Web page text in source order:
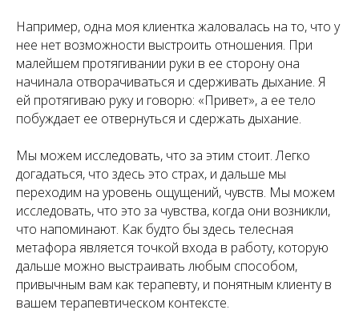
Например, одна моя клиентка жаловалась на то, что у
нее нет возможности выстроить отношения. При
малейшем протягивании руки в ее сторону она
начинала отворачиваться и сдерживать дыхание. Я
ей протягиваю руку и говорю: «Привет», а ее тело
побуждает ее отвернуться и сдержать дыхание.
Мы можем исследовать, что за этим стоит. Легко
догадаться, что здесь это страх, и дальше мы
переходим на уровень ощущений, чувств. Мы можем
исследовать, что это за чувства, когда они возникли,
что напоминают. Как будто бы здесь телесная
метафора является точкой входа в работу, которую
дальше можно выстраивать любым способом,
привычным вам как терапевту, и понятным клиенту в
вашем терапевтическом контексте.